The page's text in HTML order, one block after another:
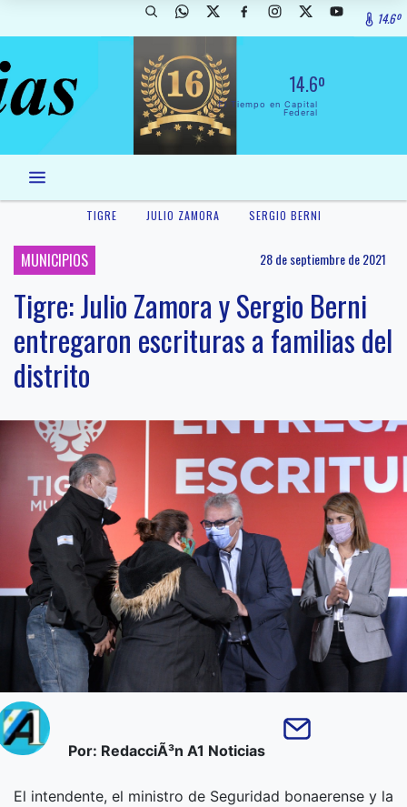
14.6º
14.6º
El Tiempo en Capital
Federal
TIGRE JULIO ZAMORA SERGIO BERNI
MUNICIPIOS 28 de septiembre de 2021
Tigre: Julio Zamora y Sergio Berni
entregaron escrituras a familias del
distrito
Por: RedacciÃ³n A1 Noticias
El intendente, el ministro de Seguridad bonaerense y la